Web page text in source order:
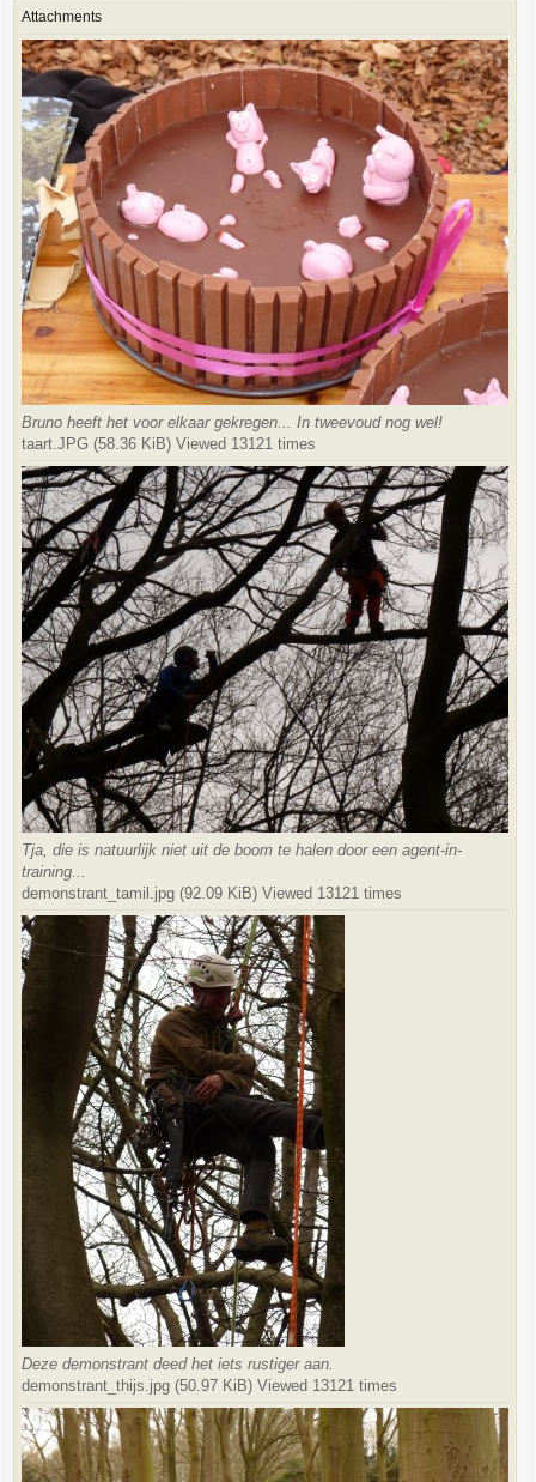
Attachments
Bruno heeft het voor elkaar gekregen... In tweevoud nog wel!
taart.JPG (58.36 KiB) Viewed 13121 times
Tja, die is natuurlijk niet uit de boom te halen door een agent-in-
training...
demonstrant_tamil.jpg (92.09 KiB) Viewed 13121 times
Deze demonstrant deed het iets rustiger aan.
demonstrant_thijs.jpg (50.97 KiB) Viewed 13121 times